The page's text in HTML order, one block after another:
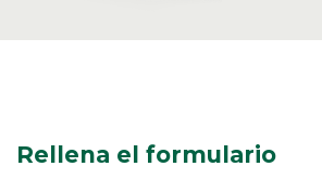
Rellena el formulario